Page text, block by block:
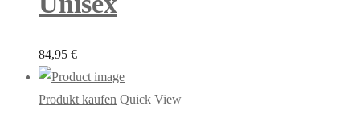
84,95 €
Produkt kaufen Quick View